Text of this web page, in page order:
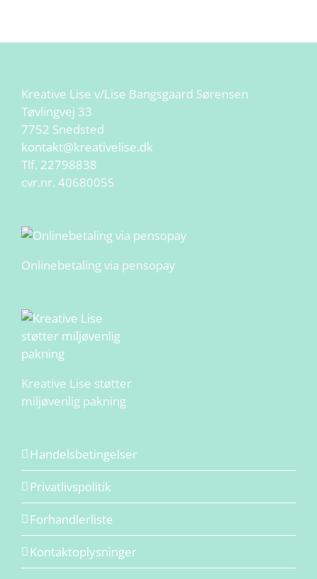
Kreative Lise v/Lise Bangsgaard Sørensen
Tøvlingvej 33
7752 Snedsted
kontakt@kreativelise.dk
Tlf. 22798838
cvr.nr. 40680055
Onlinebetaling via pensopay
Kreative Lise støtter
miljøvenlig pakning
Handelsbetingelser
Privatlivspolitik
Forhandlerliste
Kontaktoplysninger